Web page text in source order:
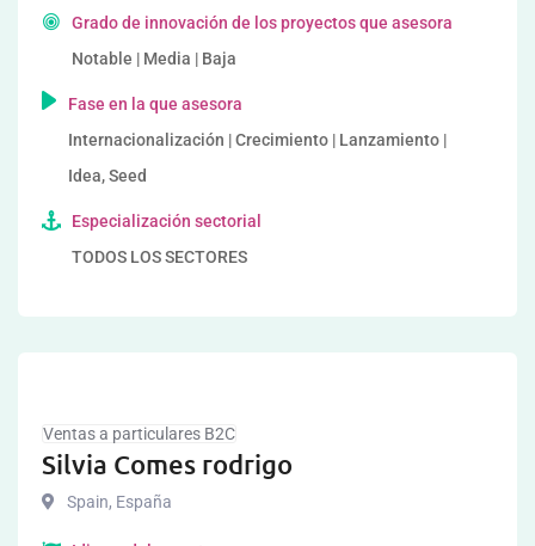
Grado de innovación de los proyectos que asesora
Notable | Media | Baja
Fase en la que asesora
Internacionalización | Crecimiento | Lanzamiento |
Idea, Seed
Especialización sectorial
TODOS LOS SECTORES
Ventas a particulares B2C
Silvia Comes rodrigo
Spain, España